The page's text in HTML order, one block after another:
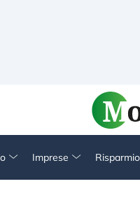
Imprese Risparmio